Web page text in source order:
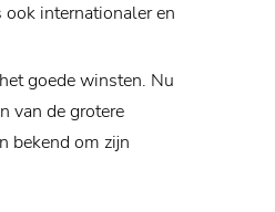
ook internationaler en
goede winsten. Nu
van de grotere
bekend om zijn